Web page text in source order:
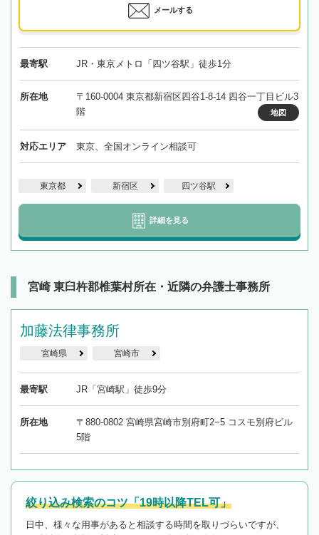
メールする
最寄駅 JR・東京メトロ「四ツ谷駅」徒歩1分
所在地
〒160-0004 東京都新宿区四谷1-8-14 四谷一丁目ビル3
階
地図
対応エリア 東京、全国オンライン相談可
東京都 新宿区 四ツ谷駅
詳細を見る
宮崎 東臼杵郡椎葉村所在・近隣の弁護士事務所
加藤法律事務所
宮崎県 宮崎市
最寄駅 JR「宮崎駅」徒歩9分
所在地
〒880-0802 宮崎県宮崎市別府町2−5 コスモ別府ビル
5階
絞り込み検索のコツ「19時以降TEL可」
日中、様々な用事があると相談する時間を取りづらいですが、